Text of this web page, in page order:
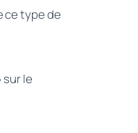
ce type de
le